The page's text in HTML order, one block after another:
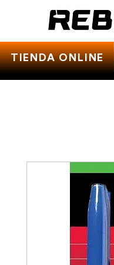
TIENDA ONLINE